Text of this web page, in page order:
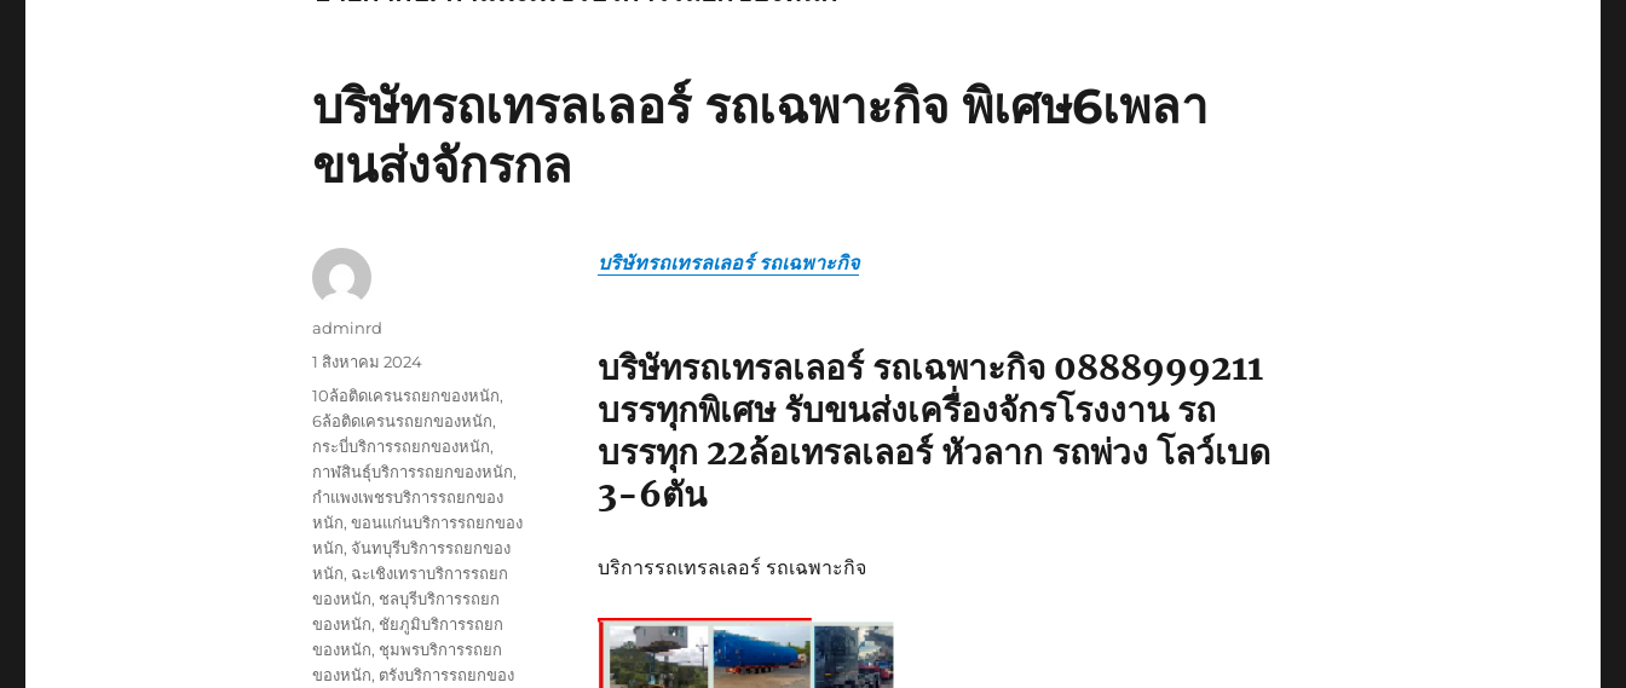
บริษัทรถเทรลเลอร์ รถเฉพาะกิจ พิเศษ6เพลา
ขนส่งจักรกล
บริษัทรถเทรลเลอร์ รถเฉพาะกิจ
บริษัทรถเทรลเลอร์ รถเฉพาะกิจ 0888999211
บรรทุกพิเศษ รับขนส่งเครื่องจักรโรงงาน รถ
บรรทุก 22ล้อเทรลเลอร์ หัวลาก รถพ่วง โลว์เบด
3-6ตัน
บริการรถเทรลเลอร์ รถเฉพาะกิจ
ผู้
เขียน
adminrd
เขียน
เมื่อ
1 สิงหาคม 2024
ป้าย
กำกับ
10ล้อติดเครนรถยกของหนัก,
6ล้อติดเครนรถยกของหนัก,
กระบี่บริการรถยกของหนัก,
กาฬสินธุ์บริการรถยกของหนัก,
กำแพงเพชรบริการรถยกของ
หนัก, ขอนแก่นบริการรถยกของ
หนัก, จันทบุรีบริการรถยกของ
หนัก, ฉะเชิงเทราบริการรถยก
ของหนัก, ชลบุรีบริการรถยก
ของหนัก, ชัยภูมิบริการรถยก
ของหนัก, ชุมพรบริการรถยก
ของหนัก, ตรังบริการรถยกของ